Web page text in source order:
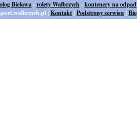
Bielawa-rolety Wałbrzych-kontenery na
| Kontakt | Podstrony serwisu |